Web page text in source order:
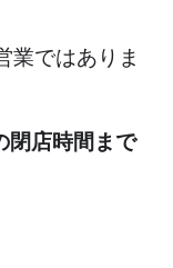
業ではありま
閉店時間まで